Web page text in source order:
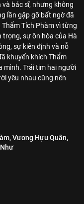
bác sĩ, nhưng không
lần gặp gỡ bất ngờ đã
Tích Phàm vì từng
sự ôn hòa của Hà
sự kiên định và nỗ
khuyến khích Thẩm
mình. Trái tim hai người
yêu nhau cũng nên
Vương Hựu Quân,